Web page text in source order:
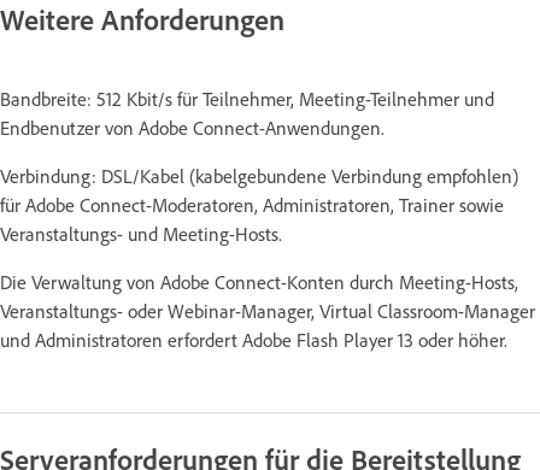
Weitere Anforderungen
Bandbreite: 512 Kbit/s für Teilnehmer, Meeting-Teilnehmer und
Endbenutzer von Adobe Connect-Anwendungen.
Verbindung: DSL/Kabel (kabelgebundene Verbindung empfohlen)
für Adobe Connect-Moderatoren, Administratoren, Trainer sowie
Veranstaltungs- und Meeting-Hosts.
Die Verwaltung von Adobe Connect-Konten durch Meeting-Hosts,
Veranstaltungs- oder Webinar-Manager, Virtual Classroom-Manager
und Administratoren erfordert Adobe Flash Player 13 oder höher.
Serveranforderungen für die Bereitstellung